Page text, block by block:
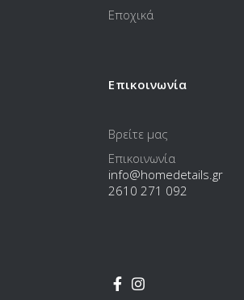
Εποχικά
Επικοινωνία
Βρείτε μας
Επικοινωνία
info@homedetails.gr
2610 271 092